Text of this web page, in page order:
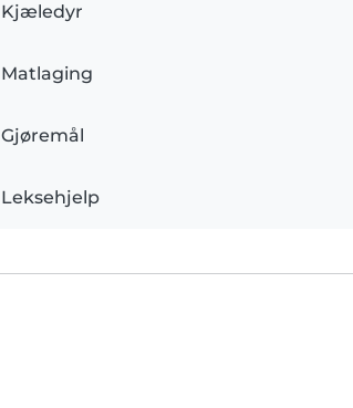
Kjæledyr
Matlaging
Gjøremål
Leksehjelp